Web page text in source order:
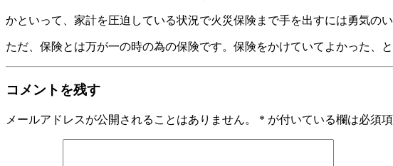
かといって、家計を圧迫している状況で火災保険まで手を出すには勇気の
ただ、保険とは万が一の時の為の保険です。保険をかけていてよかった、
コメントを残す
メールアドレスが公開されることはありません。 * が付いている欄は必須